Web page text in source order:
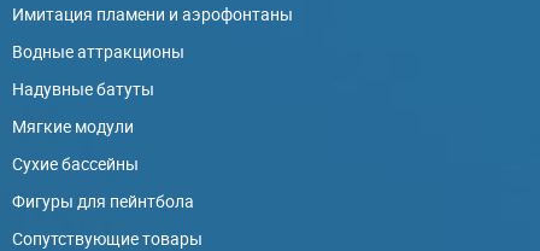
Имитация пламени и аэрофонтаны
Водные аттракционы
Надувные батуты
Мягкие модули
Сухие бассейны
Фигуры для пейнтбола
Сопутствующие товары